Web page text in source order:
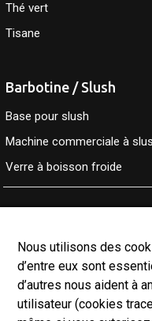
Thé vert
Tisane
Barbotine / Slush
Base pour slush
Machine commerciale à
Verre à boisson froide
À propos
Boutique
Services
Contact
Nous utilisons des
d’entre eux sont
d’autres nous aident à
utilisateur (cookies